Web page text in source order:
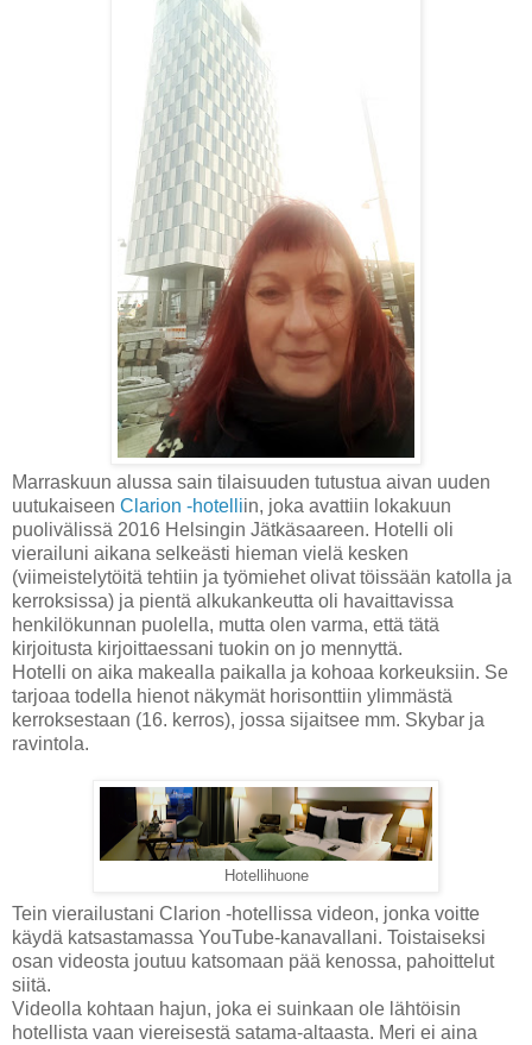
Marraskuun alussa sain tilaisuuden tutustua aivan uuden
uutukaiseen Clarion -hotelliin, joka avattiin lokakuun
puolivälissä 2016 Helsingin Jätkäsaareen. Hotelli oli
vierailuni aikana selkeästi hieman vielä kesken
(viimeistelytöitä tehtiin ja työmiehet olivat töissään katolla ja
kerroksissa) ja pientä alkukankeutta oli havaittavissa
henkilökunnan puolella, mutta olen varma, että tätä
kirjoitusta kirjoittaessani tuokin on jo mennyttä.
Hotelli on aika makealla paikalla ja kohoaa korkeuksiin. Se
tarjoaa todella hienot näkymät horisonttiin ylimmästä
kerroksestaan (16. kerros), jossa sijaitsee mm. Skybar ja
ravintola.
Hotellihuone
Tein vierailustani Clarion -hotellissa videon, jonka voitte
käydä katsastamassa YouTube-kanavallani. Toistaiseksi
osan videosta joutuu katsomaan pää kenossa, pahoittelut
siitä.
Videolla kohtaan hajun, joka ei suinkaan ole lähtöisin
hotellista vaan viereisestä satama-altaasta. Meri ei aina